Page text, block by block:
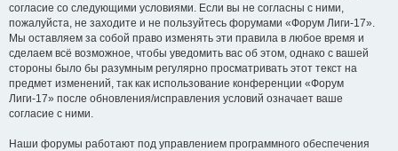
согласие со следующими условиями. Если вы не согласны с ними,
пожалуйста, не заходите и не пользуйтесь форумами «Форум Лиги-17».
Мы оставляем за собой право изменять эти правила в любое время и
сделаем всё возможное, чтобы уведомить вас об этом, однако с вашей
стороны было бы разумным регулярно просматривать этот текст на
предмет изменений, так как использование конференции «Форум
Лиги-17» после обновления/исправления условий означает ваше
согласие с ними.
Наши форумы работают под управлением программного обеспечения